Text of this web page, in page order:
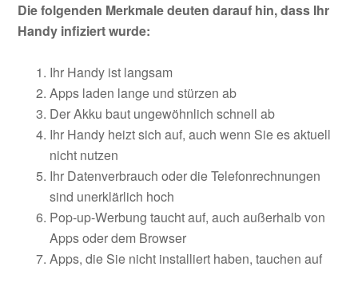
Die folgenden Merkmale deuten darauf hin, dass Ihr
Handy infiziert wurde:
Ihr Handy ist langsam
Apps laden lange und stürzen ab
Der Akku baut ungewöhnlich schnell ab
Ihr Handy heizt sich auf, auch wenn Sie es aktuell
nicht nutzen
Ihr Datenverbrauch oder die Telefonrechnungen
sind unerklärlich hoch
Pop-up-Werbung taucht auf, auch außerhalb von
Apps oder dem Browser
Apps, die Sie nicht installiert haben, tauchen auf